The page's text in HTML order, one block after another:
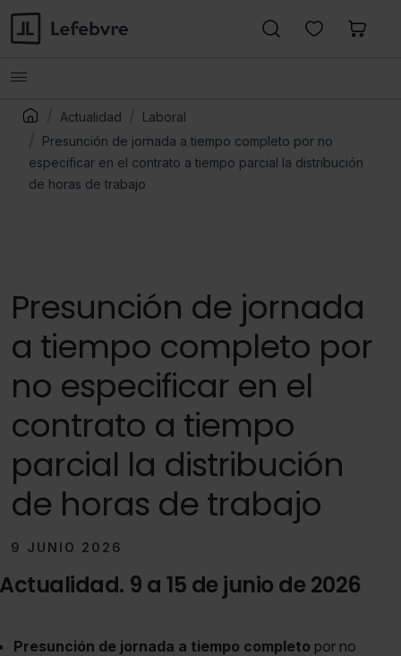
Actualidad
Laboral
Presunción de jornada a tiempo completo por no
especificar en el contrato a tiempo parcial la distribución
de horas de trabajo
Presunción de jornada
a tiempo completo por
no especificar en el
contrato a tiempo
parcial la distribución
de horas de trabajo
9 JUNIO 2026
Actualidad. 9 a 15 de junio de 2026
Presunción de jornada a tiempo completo por no